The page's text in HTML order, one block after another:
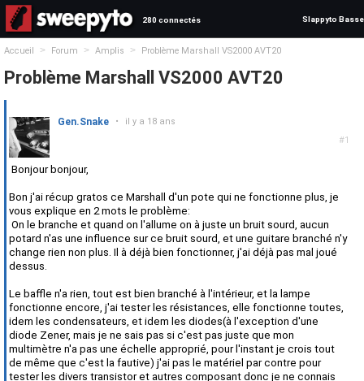
280 connectés Slappyto Basse
Accueil > Forum > Amplis > Problème Marshall VS2000 AVT20
Problème Marshall VS2000 AVT20
#1
Gen.Snake • il y a 18 ans
Bonjour bonjour,
Bon j'ai récup gratos ce Marshall d'un pote qui ne fonctionne plus, je
vous explique en 2 mots le problème:
On le branche et quand on l'allume on à juste un bruit sourd, aucun
potard n'as une influence sur ce bruit sourd, et une guitare branché n'y
change rien non plus. Il à déjà bien fonctionner, j'ai déjà pas mal joué
dessus.
Le baffle n'a rien, tout est bien branché à l'intérieur, et la lampe
fonctionne encore, j'ai tester les résistances, elle fonctionne toutes,
idem les condensateurs, et idem les diodes(à l'exception d'une
diode Zener, mais je ne sais pas si c'est pas juste que mon
multimètre n'a pas une échelle approprié, pour l'instant je crois tout
de même que c'est la fautive) j'ai pas le matériel par contre pour
tester les divers transistor et autres composant donc je ne connais